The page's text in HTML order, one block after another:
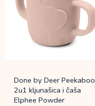
Done by Deer Peekaboo
2u1 kljunašica i čaša
Elphee Powder